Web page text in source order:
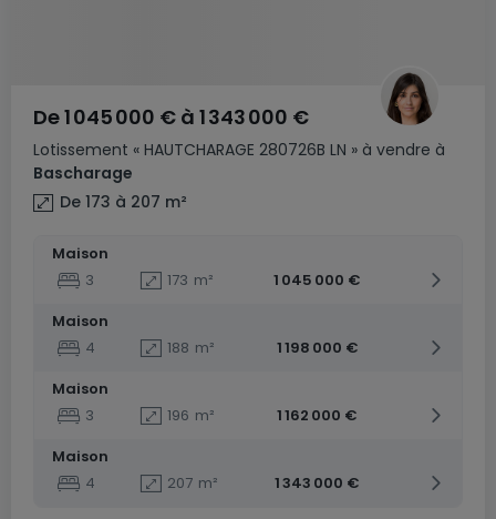
Lotissement « HAUTCHARAGE 280726B LN » à vendre à
Bascharage
De1 045 000 € à 1 343 000 €
De 173 à 207 m²
Maison
3
173 m²
1 045 000 €
Maison
4
188 m²
1 198 000 €
Maison
3
196 m²
1 162 000 €
Maison
4
207 m² 1 343 000 €